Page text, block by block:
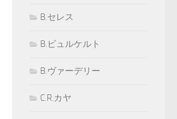
B.セレス
B.ビュルケルト
B.ヴァーデリー
C.R.カヤ